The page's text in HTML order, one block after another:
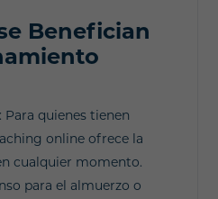
Benefician
Para quienes tienen
online ofrece la
cualquier momento.
para el almuerzo o